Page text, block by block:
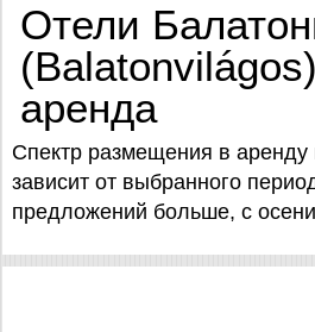
Отели
аренда
Спектр размещения в
зависит от выбранного
предложений больше, с